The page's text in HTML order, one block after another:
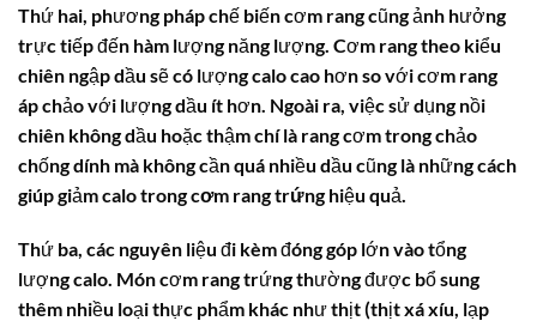
Thứ hai, phương pháp chế biến cơm rang cũng ảnh hưởng
trực tiếp đến hàm lượng năng lượng. Cơm rang theo kiểu
chiên ngập dầu sẽ có lượng calo cao hơn so với cơm rang
áp chảo với lượng dầu ít hơn. Ngoài ra, việc sử dụng nồi
chiên không dầu hoặc thậm chí là rang cơm trong chảo
chống dính mà không cần quá nhiều dầu cũng là những cách
giúp giảmcalo trong cơm rang trứnghiệu quả.
Thứ ba, các nguyên liệu đi kèm đóng góp lớn vào tổng
lượng calo. Món cơm rang trứng thường được bổ sung
thêm nhiều loại thực phẩm khác như thịt (thịt xá xíu, lạp